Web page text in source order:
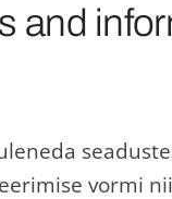
and
vormi